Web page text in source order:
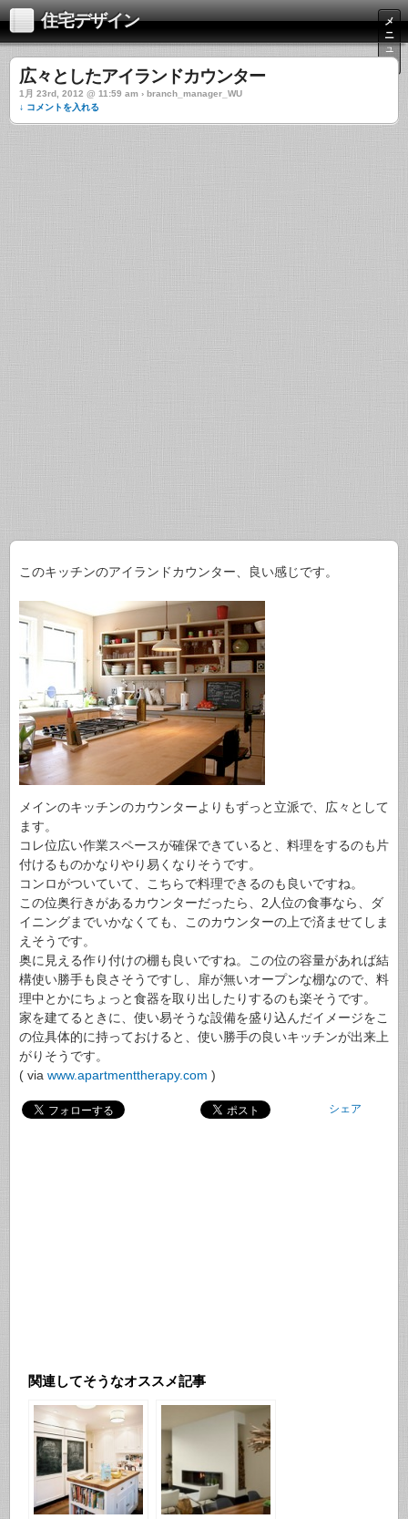
住宅デザイン
メ
ニ
ュ
ー
広々としたアイランドカウンター
1月 23rd, 2012 @ 11:59 am › branch_manager_WU
↓ コメントを入れる
このキッチンのアイランドカウンター、良い感じです。
メインのキッチンのカウンターよりもずっと立派で、広々として
ます。
コレ位広い作業スペースが確保できていると、料理をするのも片
付けるものかなりやり易くなりそうです。
コンロがついていて、こちらで料理できるのも良いですね。
この位奥行きがあるカウンターだったら、2人位の食事なら、ダ
イニングまでいかなくても、このカウンターの上で済ませてしま
えそうです。
奥に見える作り付けの棚も良いですね。この位の容量があれば結
構使い勝手も良さそうですし、扉が無いオープンな棚なので、料
理中とかにちょっと食器を取り出したりするのも楽そうです。
家を建てるときに、使い易そうな設備を盛り込んだイメージをこ
の位具体的に持っておけると、使い勝手の良いキッチンが出来上
がりそうです。
( via www.apartmenttherapy.com )
シェア
関連してそうなオススメ記事